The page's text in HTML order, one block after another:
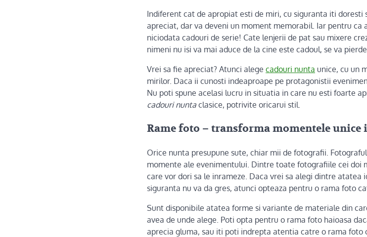
Indiferent cat de apropiat esti de miri, cu siguranta iti doresti
apreciat, dar va deveni un moment memorabil. Iar pentru ca
niciodata cadouri de serie! Cate lenjerii de pat sau mixere
nimeni nu isi va mai aduce de la cine este cadoul, se va
Vrei sa fie apreciat? Atunci alege cadouri nunta unice, cu un
mirilor. Daca ii cunosti indeaproape pe protagonistii
Nu poti spune acelasi lucru in situatia in care nu esti foarte
cadouri nunta clasice, potrivite oricarui stil.
Rame foto – transforma momentele
Orice nunta presupune sute, chiar mii de fotografii.
momente ale evenimentului. Dintre toate fotografiile cei doi
care vor dori sa le inrameze. Daca vrei sa alegi dintre atatea
siguranta nu va da gres, atunci opteaza pentru o rama foto
Sunt disponibile atatea forme si variante de materiale din
avea de unde alege. Poti opta pentru o rama foto haioasa
aprecia gluma, sau iti poti indrepta atentia catre o rama foto